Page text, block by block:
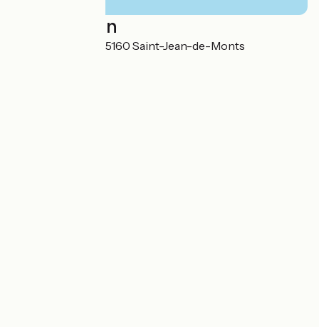
Localisation
13, rue Pouvreau 85160 Saint-Jean-de-Monts